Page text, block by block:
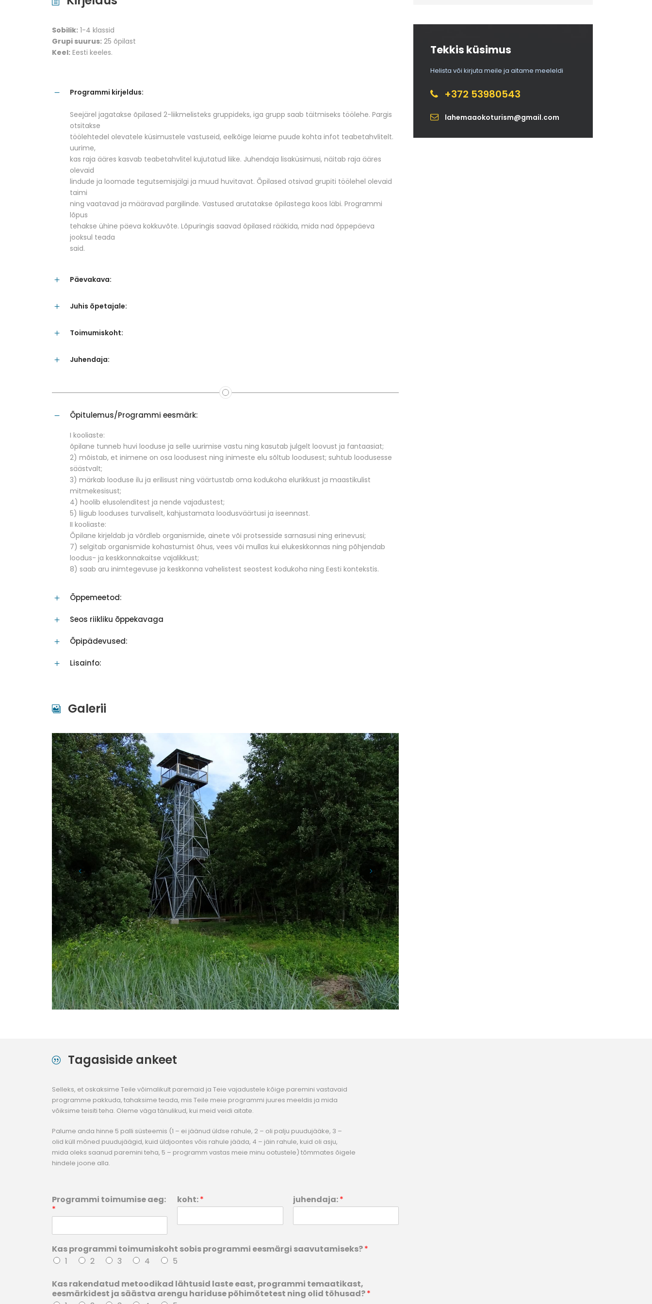
Tekkis küsimus
Helista või kirjuta meile ja aitame meeleldi
+372 53980543
lahemaaokoturism@gmail.com
Sobilik: 1-4 klassid
Grupi suurus: 25 õpilast
Keel: Eesti keeles.
Programmi kirjeldus:
Seejärel jagatakse õpilased 2-liikmelisteks gruppideks, iga grupp saab täitmiseks töölehe. Pargis
otsitakse
töölehtedel olevatele küsimustele vastuseid, eelkõige leiame puude kohta infot teabetahvlitelt.
uurime,
kas raja ääres kasvab teabetahvlitel kujutatud liike. Juhendaja lisaküsimusi, näitab raja ääres
olevaid
lindude ja loomade tegutsemisjälgi ja muud huvitavat. Õpilased otsivad grupiti töölehel olevaid
taimi
ning vaatavad ja määravad pargilinde. Vastused arutatakse õpilastega koos läbi. Programmi
lõpus
tehakse ühine päeva kokkuvõte. Lõpuringis saavad õpilased rääkida, mida nad õppepäeva
jooksul teada
said.
Päevakava:
Juhis õpetajale:
Toimumiskoht:
Juhendaja:
Õpitulemus/Programmi eesmärk:
I kooliaste:
õpilane tunneb huvi looduse ja selle uurimise vastu ning kasutab julgelt loovust ja fantaasiat;
2) mõistab, et inimene on osa loodusest ning inimeste elu sõltub loodusest; suhtub loodusesse
säästvalt;
3) märkab looduse ilu ja erilisust ning väärtustab oma kodukoha elurikkust ja maastikulist
mitmekesisust;
4) hoolib elusolenditest ja nende vajadustest;
5) liigub looduses turvaliselt, kahjustamata loodusväärtusi ja iseennast.
II kooliaste:
Õpilane kirjeldab ja võrdleb organismide, ainete või protsesside sarnasusi ning erinevusi;
7) selgitab organismide kohastumist õhus, vees või mullas kui elukeskkonnas ning põhjendab
loodus- ja keskkonnakaitse vajalikkust;
8) saab aru inimtegevuse ja keskkonna vahelistest seostest kodukoha ning Eesti kontekstis.
Õppemeetod:
Seos riikliku õppekavaga
Õpipädevused:
Lisainfo:
Galerii
Tagasiside ankeet
Selleks, et oskaksime Teile võimalikult paremaid ja Teie vajadustele kõige paremini vastavaid
programme pakkuda, tahaksime teada, mis Teile meie programmi juures meeldis ja mida
võiksime teisiti teha. Oleme väga tänulikud, kui meid veidi aitate.
Palume anda hinne 5 palli süsteemis (1 – ei jäänud üldse rahule, 2 – oli palju puudujääke, 3 –
olid küll mõned puudujäägid, kuid üldjoontes võis rahule jääda, 4 – jäin rahule, kuid oli asju,
mida oleks saanud paremini teha, 5 – programm vastas meie minu ootustele) tõmmates õigele
hindele joone alla.
Programmi toimumise aeg:
*
koht:* juhendaja:*
Kas programmi toimumiskoht sobis programmi eesmärgi saavutamiseks?*
1
2 3 4 5
Kas rakendatud metoodikad lähtusid laste east, programmi temaatikast,
eesmärkidest ja säästva arengu hariduse põhimõtetest ning olid tõhusad?*